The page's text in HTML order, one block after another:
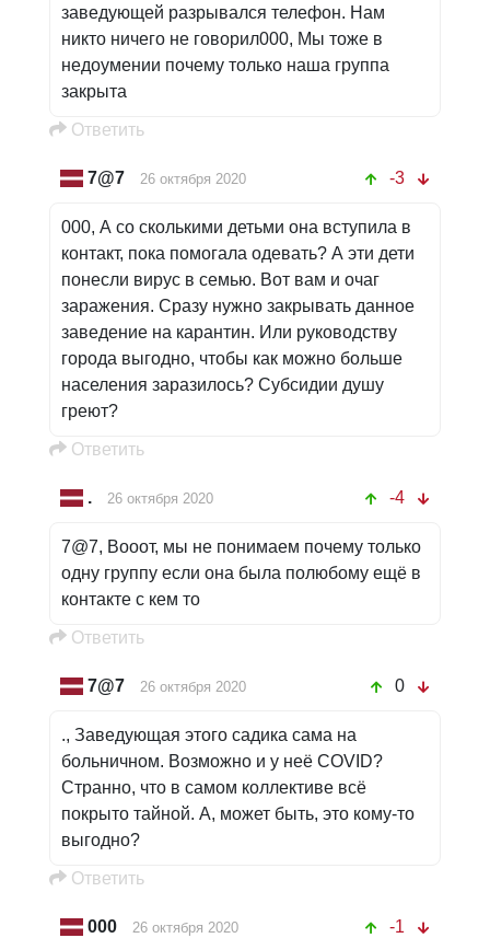
заведующей разрывался телефон. Нам
никто ничего не говорил000, Мы тоже в
недоумении почему только наша группа
закрыта
Oтветить
7@7 26 октября 2020 -3
000, А со сколькими детьми она вступила в
контакт, пока помогала одевать? А эти дети
понесли вирус в семью. Вот вам и очаг
заражения. Сразу нужно закрывать данное
заведение на карантин. Или руководству
города выгодно, чтобы как можно больше
населения заразилось? Субсидии душу
греют?
Oтветить
. 26 октября 2020 -4
7@7, Вооот, мы не понимаем почему только
одну группу если она была полюбому ещё в
контакте с кем то
Oтветить
7@7 26 октября 2020 0
., Заведующая этого садика сама на
больничном. Возможно и у неё COVID?
Странно, что в самом коллективе всё
покрыто тайной. А, может быть, это кому-то
выгодно?
Oтветить
000 26 октября 2020 -1